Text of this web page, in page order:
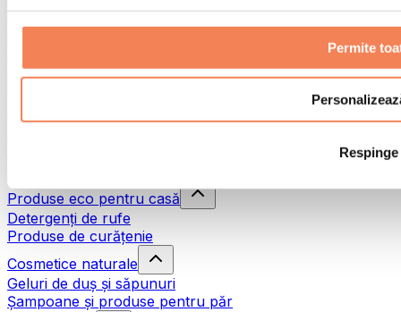
Permite
Respinge
Sporturi de contact
Terapie prin frig
Produse eco pentru casă
Detergenți de rufe
Produse de curățenie
Cosmetice naturale
Geluri de duș și săpunuri
Șampoane și produse pentru păr